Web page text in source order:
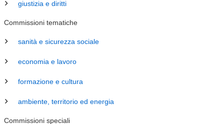
giustizia e diritti
Commissioni tematiche
sanità e sicurezza sociale
economia e lavoro
formazione e cultura
ambiente, territorio ed energia
Commissioni speciali